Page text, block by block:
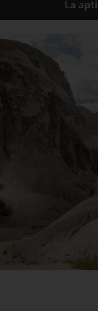
La